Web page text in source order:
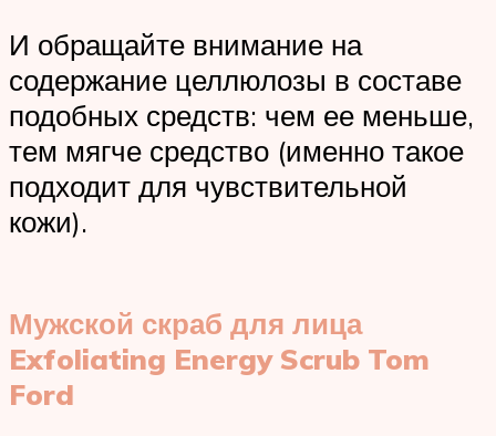
И обращайте внимание на
содержание целлюлозы в составе
подобных средств: чем ее меньше,
тем мягче средство (именно такое
подходит для чувствительной
кожи).
Мужской скраб для лица
Exfoliating Energy Scrub Tom
Ford